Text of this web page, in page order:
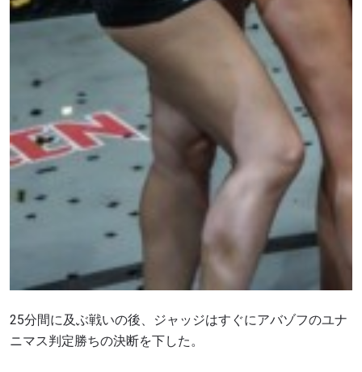
25分間に及ぶ戦いの後、ジャッジはすぐにアバゾフのユナ
ニマス判定勝ちの決断を下した。